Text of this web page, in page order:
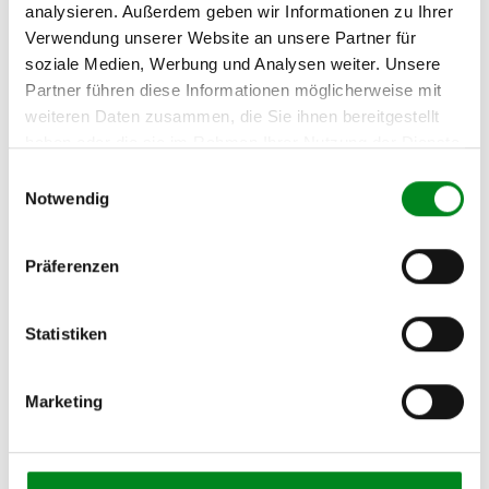
analysieren. Außerdem geben wir Informationen zu Ihrer
Verwendung unserer Website an unsere Partner für
soziale Medien, Werbung und Analysen weiter. Unsere
Partner führen diese Informationen möglicherweise mit
weiteren Daten zusammen, die Sie ihnen bereitgestellt
Notwendig
Präferenzen
Statistiken
Marketing
Hersteller/EU Verantwortliche
Person
Hersteller
Adresse:
info@tmc-turbo.de
02541/8483601
Aufbereitungsprozess unserer